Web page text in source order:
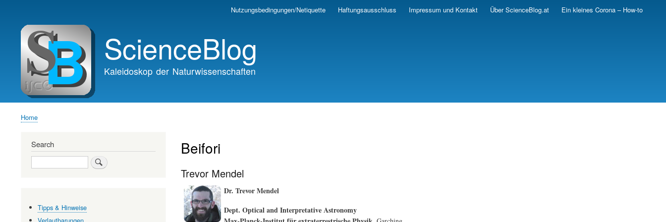
Skip
navigation
Nutzungsbedingungen/Netiquette Haftungsausschluss Impressum und Kontakt Über ScienceBlog.at Ein kleines Corona – How-to
ScienceBlog
Kaleidoskop der Naturwissenschaften
Home
Beifori
Trevor Mendel
Dr. Trevor Mendel
Dept. Optical and Interpretative Astronomy
Search
Search
Tipps & Hinweise
Verlautbarungen